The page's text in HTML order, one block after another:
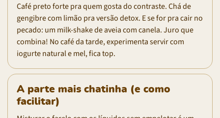
Café preto forte pra quem gosta do contraste. Chá de
gengibre com limão pra versão detox. E se for pra cair no
pecado: um milk-shake de aveia com canela. Juro que
combina! No café da tarde, experimenta servir com
iogurte natural e mel, fica top.
A parte mais chatinha (e como
facilitar)